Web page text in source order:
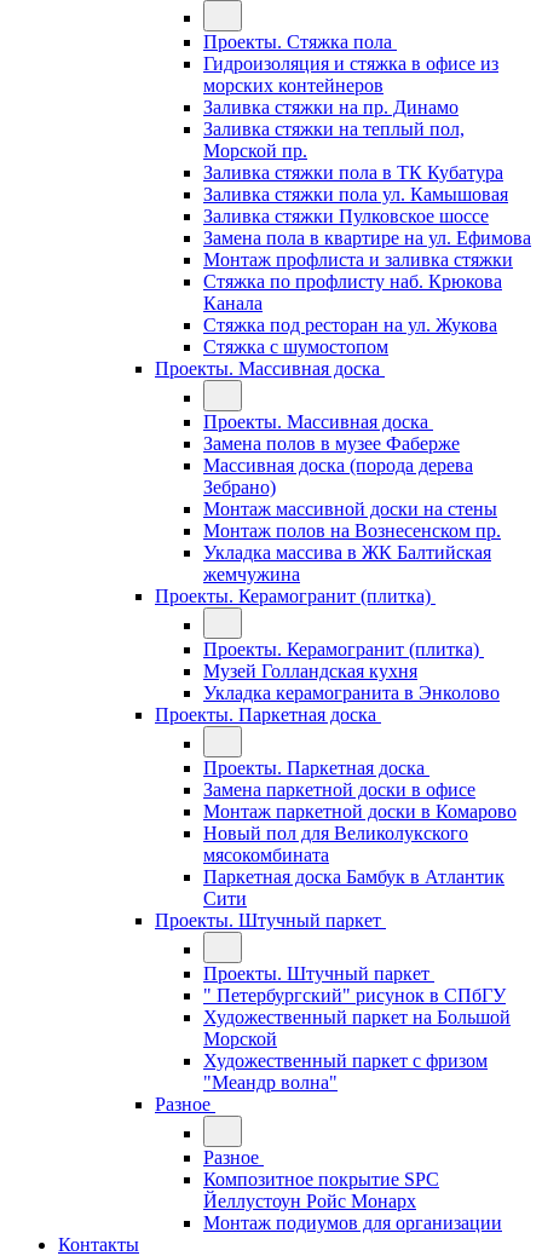
Проекты. Стяжка пола
Гидроизоляция и стяжка в офисе из
морских контейнеров
Заливка стяжки на пр. Динамо
Заливка стяжки на теплый пол,
Морской пр.
Заливка стяжки пола в ТК Кубатура
Заливка стяжки пола ул. Камышовая
Заливка стяжки Пулковское шоссе
Замена пола в квартире на ул. Ефимова
Монтаж профлиста и заливка стяжки
Стяжка по профлисту наб. Крюкова
Канала
Стяжка под ресторан на ул. Жукова
Стяжка с шумостопом
Проекты. Массивная доска
Проекты. Массивная доска
Замена полов в музее Фаберже
Массивная доска (порода дерева
Зебрано)
Монтаж массивной доски на стены
Монтаж полов на Вознесенском пр.
Укладка массива в ЖК Балтийская
жемчужина
Проекты. Керамогранит (плитка)
Проекты. Керамогранит (плитка)
Музей Голландская кухня
Укладка керамогранита в Энколово
Проекты. Паркетная доска
Проекты. Паркетная доска
Замена паркетной доски в офисе
Монтаж паркетной доски в Комарово
Новый пол для Великолукского
мясокомбината
Паркетная доска Бамбук в Атлантик
Сити
Проекты. Штучный паркет
Проекты. Штучный паркет
" Петербургский" рисунок в СПбГУ
Художественный паркет на Большой
Морской
Художественный паркет с фризом
"Меандр волна"
Разное
Разное
Композитное покрытие SPC
Йеллустоун Ройс Монарх
Монтаж подиумов для организации
Контакты